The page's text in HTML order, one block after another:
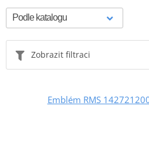
Zobrazit filtraci
Emblém RMS